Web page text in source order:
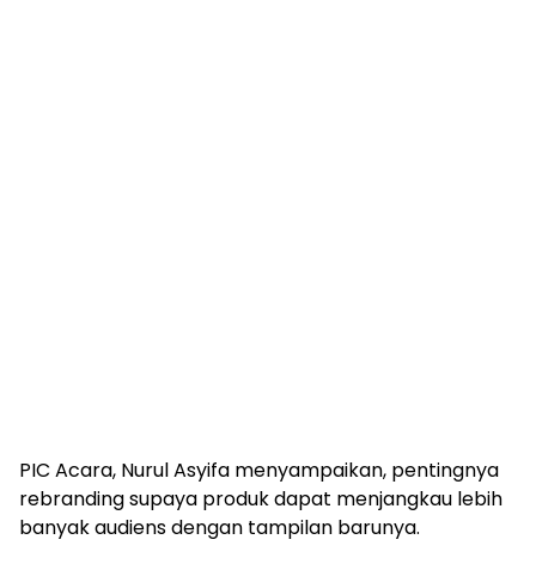
PIC Acara, Nurul Asyifa menyampaikan, pentingnya
rebranding supaya produk dapat menjangkau lebih
banyak audiens dengan tampilan barunya.